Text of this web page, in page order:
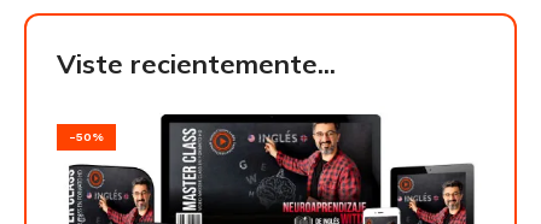
Viste recientemente...
-50%